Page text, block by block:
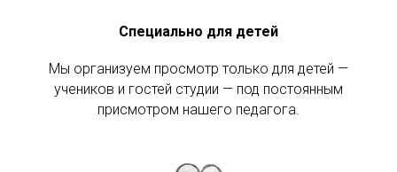
Специально для детей
Мы организуем просмотр только для детей —
учеников и гостей студии — под постоянным
присмотром нашего педагога.